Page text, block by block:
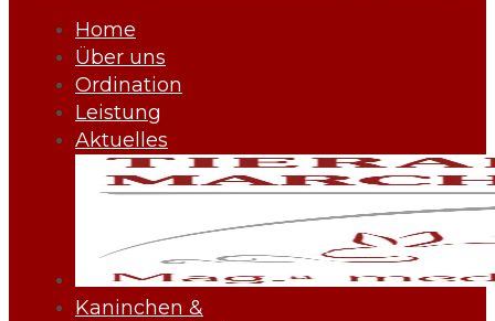
Home
Über uns
Ordination
Leistung
Aktuelles
Kaninchen &